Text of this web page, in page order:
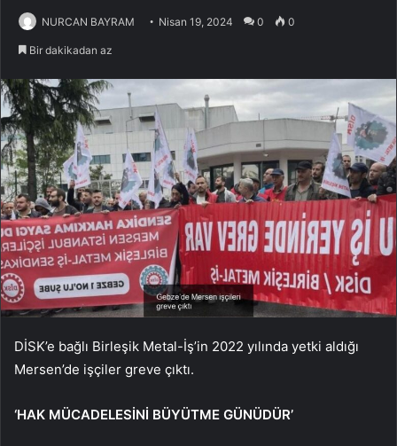
NURCAN BAYRAM Nisan 19, 2024 0 0
Bir dakikadan az
DİSK’e bağlı Birleşik Metal-İş’in 2022 yılında yetki aldığı
Mersen’de işçiler greve çıktı.
‘HAK MÜCADELESİNİ BÜYÜTME GÜNÜDÜR’